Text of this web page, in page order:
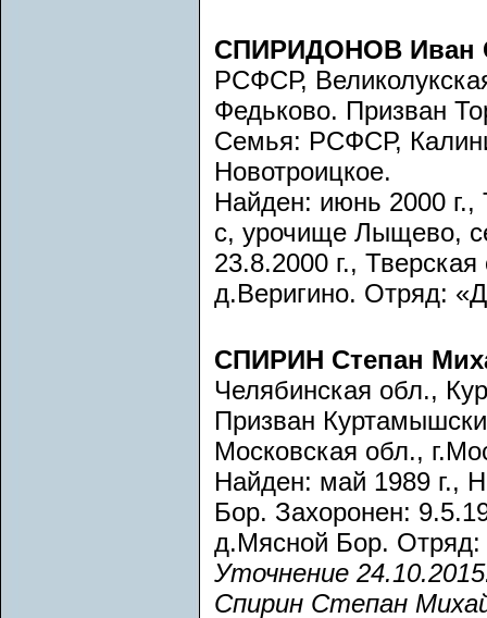
СПИРИДОНОВ Иван
РСФСР,
Федьково. Призван
Семья: РСФСР,
Новотроицкое.
Найден: июнь 2000 г.,
с, урочище Лыщево,
23.8.2000 г.,
д.Веригино. Отряд:
СПИРИН Степан
Челябинская обл.,
Призван
Московская обл.,
Найден: май 1989 г.,
Бор. Захоронен:
д.Мясной Бор.
Уточнение
Спирин Степан